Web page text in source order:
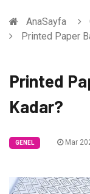
AnaSayfa
Printed Paper
Printed
Kadar?
GENEL Mar